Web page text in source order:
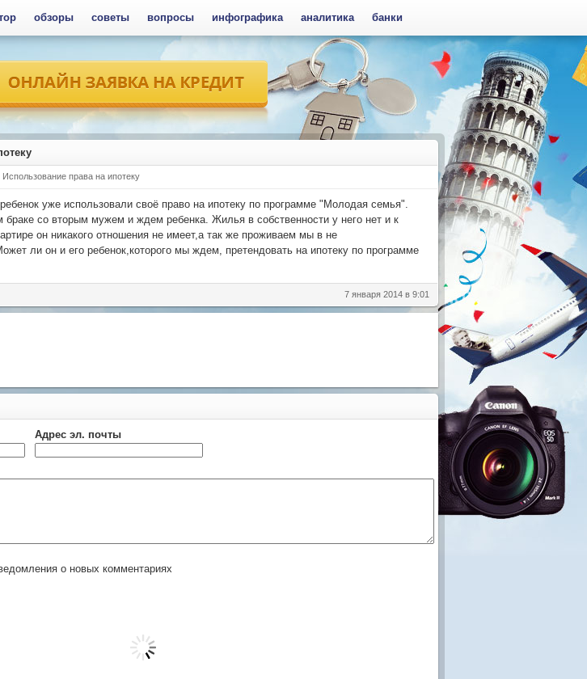
Использование права на ипотеку
уже использовали своё право на ипотеку по программе "Молодая семья".
со вторым мужем и ждем ребенка. Жилья в собственности у него нет и к
он никакого отношения не имеет,а так же проживаем мы в не
ли он и его ребенок,которого мы ждем, претендовать на ипотеку по программе
7 января 2014 в 9:01
Адрес эл. почты
о новых комментариях
обзоры советы вопросы инфографика аналитика банки